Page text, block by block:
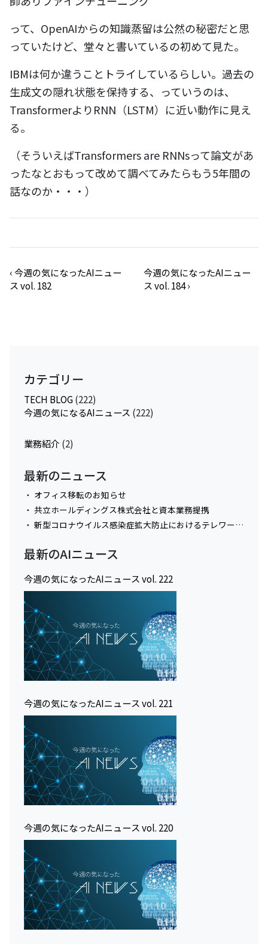
って、OpenAIからの知識蒸留は公然の秘密だと思
っていたけど、堂々と書いているの初めて見た。
IBMは何か違うことトライしているらしい。過去の
生成文の隠れ状態を保持する、っていうのは、
TransformerよりRNN（LSTM）に近い動作に見え
る。
（そういえばTransformers are RNNsって論文があ
ったなとおもって改めて調べてみたらもう5年間の
話なのか・・・）
‹今週の気になったAIニュー
ス vol. 182
今週の気になったAIニュー
ス vol. 184›
カテゴリー
TECH BLOG(222)
今週の気になるAIニュース (222)
業務紹介 (2)
最新のニュース
オフィス移転のお知らせ
共立ホールディングス株式会社と資本業務提携
新型コロナウイルス感染症拡大防止におけるテレワーク実施に関してのお知らせ
最新のAIニュース
今週の気になったAIニュース vol. 222
今週の気になったAIニュース vol. 221
今週の気になったAIニュース vol. 220